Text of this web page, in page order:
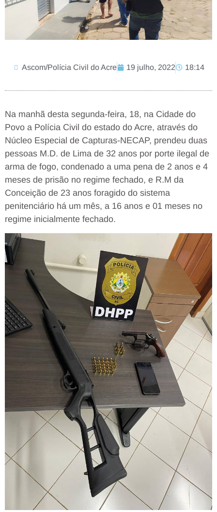
Ascom/Polícia Civil do Acre 19 julho, 2022 18:14
Na manhã desta segunda-feira, 18, na Cidade do
Povo a Polícia Civil do estado do Acre, através do
Núcleo Especial de Capturas-NECAP, prendeu duas
pessoas M.D. de Lima de 32 anos por porte ilegal de
arma de fogo, condenado a uma pena de 2 anos e 4
meses de prisão no regime fechado, e R.M da
Conceição de 23 anos foragido do sistema
penitenciário há um mês, a 16 anos e 01 meses no
regime inicialmente fechado.